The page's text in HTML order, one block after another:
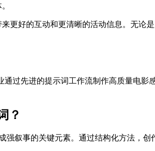
更好的互动和更清晰的活动信息。无论
过先进的提示词工作流制作高质量电
？
叙事的关键元素。通过结构化方法，创